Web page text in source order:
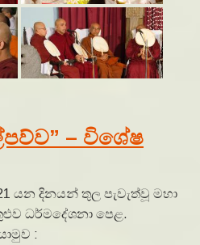
– විශේෂ
යන දිනයන් තුල පැවැත්වූ මහා
ධර්මදේශනා පෙළ.
: